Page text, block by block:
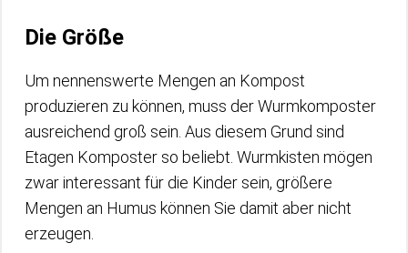
Die Größe
Um nennenswerte Mengen an Kompost
produzieren zu können, muss der Wurmkomposter
ausreichend groß sein. Aus diesem Grund sind
Etagen Komposter so beliebt. Wurmkisten mögen
zwar interessant für die Kinder sein, größere
Mengen an Humus können Sie damit aber nicht
erzeugen.